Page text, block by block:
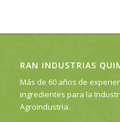
RAN INDUSTRIAS
Más de 60 años de
ingredientes para la
Agroindustria.